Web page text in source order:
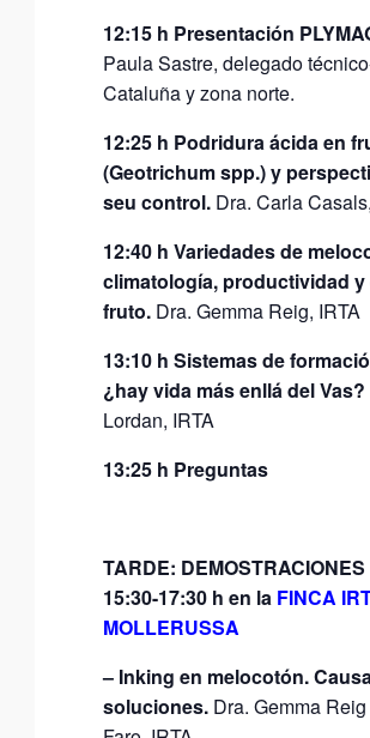
12:15 h Presentación
Paula Sastre, delegado
Cataluña y zona norte.
12:25 h Podridura ácida en
(Geotrichum spp.) y
seu control. Dra. Carla
12:40 h Variedades de
climatología, productividad
fruto. Dra. Gemma Reig, IRTA
13:10 h Sistemas de
¿hay vida más enllá del Vas?
Lordan, IRTA
13:25 h Preguntas
TARDE:
15:30-17:30 h en la FINCA
MOLLERUSSA
– Inking en melocotón.
soluciones. Dra. Gemma